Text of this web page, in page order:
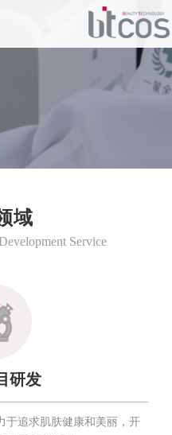
域
Service
研发
于追求肌肤健康和美丽，开